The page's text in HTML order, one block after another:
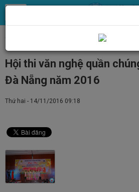
Chính quyền, Đoàn
Hội thi văn nghệ quần
Đà Nẵng năm 2016
Thứ hai - 14/11/2016 09:18